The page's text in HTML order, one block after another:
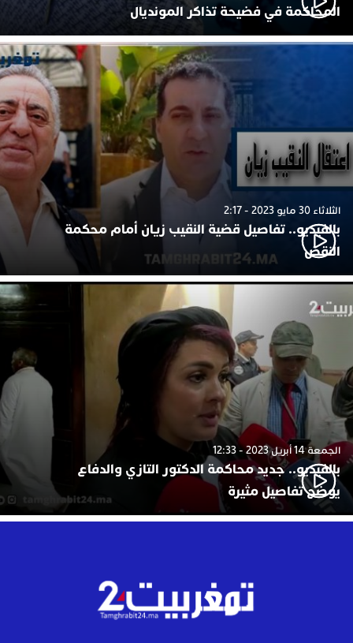
المحاكمة في فضيحة تذاكر المونديال
الثلاثاء 30 مايو 2023 - 2:17
بالفيديو.. تفاصيل قضية النقيب زيان أمام محكمة
النقض
الجمعة 14 أبريل 2023 - 12:33
بالفيديو.. جديد محاكمة الدكتور التازي والدفاع
يوضح تفاصيل مثيرة